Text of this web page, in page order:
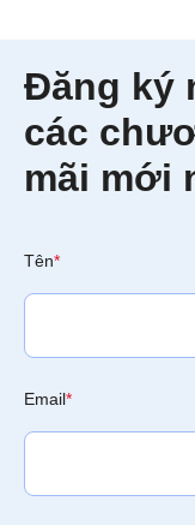
Đăng ký
các
mãi mới
Tên*
Email*